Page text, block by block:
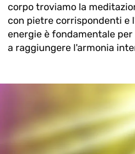
corpo troviamo la
con pietre corrispondenti e
energie è fondamentale
a raggiungere l'armonia